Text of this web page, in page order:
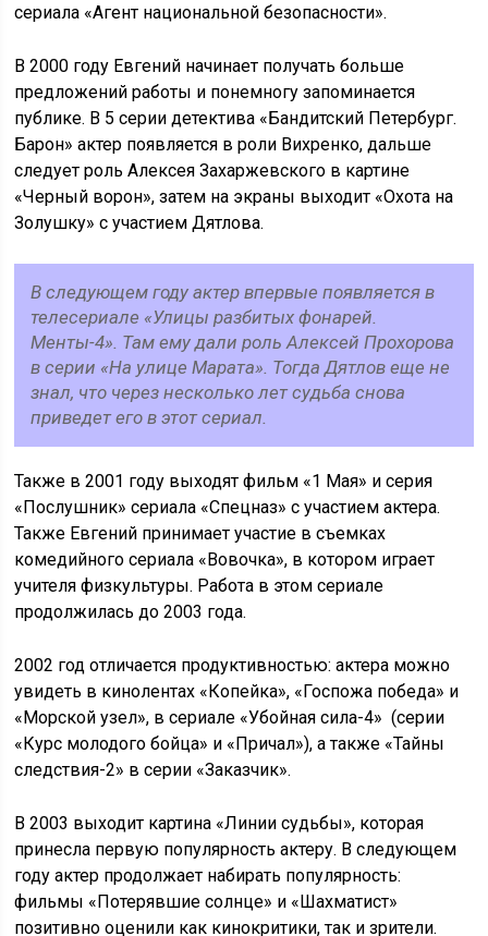
сериала «Агент национальной безопасности».
В 2000 году Евгений начинает получать больше
предложений работы и понемногу запоминается
публике. В 5 серии детектива «Бандитский Петербург.
Барон» актер появляется в роли Вихренко, дальше
следует роль Алексея Захаржевского в картине
«Черный ворон», затем на экраны выходит «Охота на
Золушку» с участием Дятлова.
В следующем году актер впервые появляется в
телесериале «Улицы разбитых фонарей.
Менты-4». Там ему дали роль Алексей Прохорова
в серии «На улице Марата». Тогда Дятлов еще не
знал, что через несколько лет судьба снова
приведет его в этот сериал.
Также в 2001 году выходят фильм «1 Мая» и серия
«Послушник» сериала «Спецназ» с участием актера.
Также Евгений принимает участие в съемках
комедийного сериала «Вовочка», в котором играет
учителя физкультуры. Работа в этом сериале
продолжилась до 2003 года.
2002 год отличается продуктивностью: актера можно
увидеть в кинолентах «Копейка», «Госпожа победа» и
«Морской узел», в сериале «Убойная сила-4» (серии
«Курс молодого бойца» и «Причал»), а также «Тайны
следствия-2» в серии «Заказчик».
В 2003 выходит картина «Линии судьбы», которая
принесла первую популярность актеру. В следующем
году актер продолжает набирать популярность:
фильмы «Потерявшие солнце» и «Шахматист»
позитивно оценили как кинокритики, так и зрители.